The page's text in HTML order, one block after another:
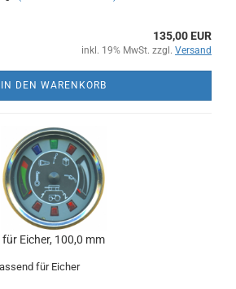
135,00 EUR
inkl. 19% MwSt. zzgl. Versand
IN DEN WARENKORB
Eicher, 100,0 mm
für Eicher